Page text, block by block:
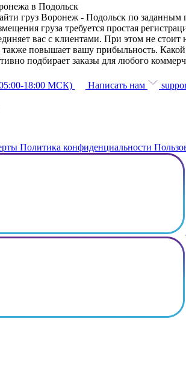
в Подольск
груз Воронеж - Подольск по заданным
груза требуется простая
вас с клиентами. При этом не
повышает вашу прибыльность.
подбирает заказы для любого
18:00 МСК)
Написать нам
Политика конфиденциальности